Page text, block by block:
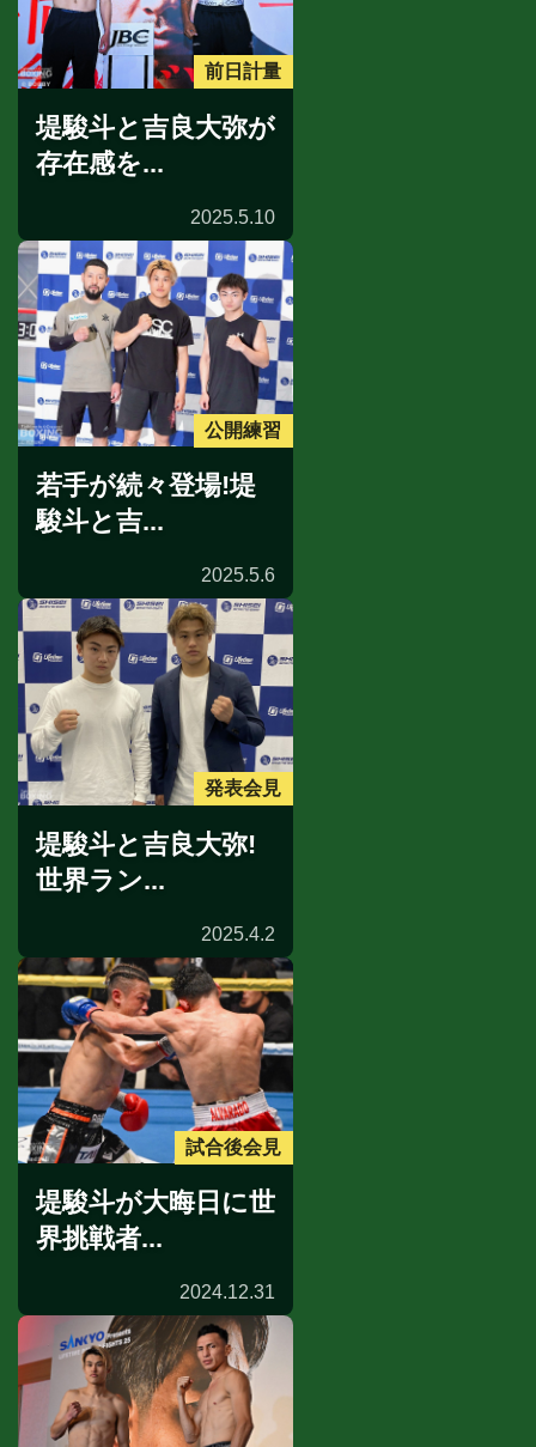
前日計量
堤駿斗と吉良大弥が
存在感を...
2025.5.10
公開練習
若手が続々登場!堤
駿斗と吉...
2025.5.6
発表会見
堤駿斗と吉良大弥!
世界ラン...
2025.4.2
試合後会見
堤駿斗が大晦日に世
界挑戦者...
2024.12.31